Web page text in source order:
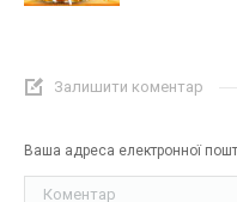
Залишити коментар
Ваша адреса електронної
Коментар